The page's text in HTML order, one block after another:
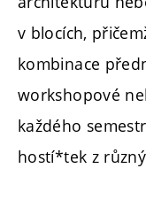
v blocích,
kombinace
workshopové
každého
hostí*tek z